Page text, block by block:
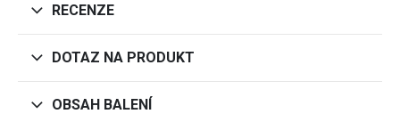
RECENZE
DOTAZ NA PRODUKT
OBSAH BALENÍ